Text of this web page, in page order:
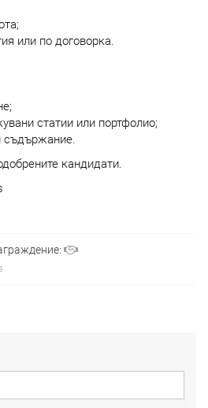
или по договорка.
статии или портфолио;
съдържание.
кандидати.